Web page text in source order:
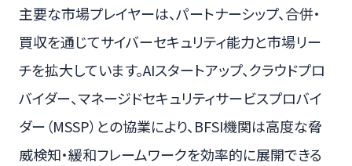
主要な市場プレイヤーは、パートナーシップ、合併・
買収を通じてサイバーセキュリティ能力と市場リー
チを拡大しています。AIスタートアップ、クラウドプロ
バイダー、マネージドセキュリティサービスプロバイ
ダー（MSSP）との協業により、BFSI機関は高度な脅
威検知・緩和フレームワークを効率的に展開できる